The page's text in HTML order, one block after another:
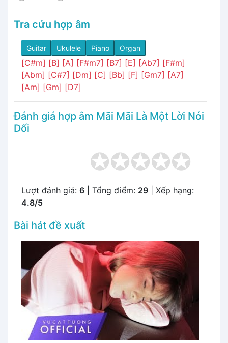
Tra cứu hợp âm
Guitar Ukulele Piano Organ
[C#m] [B] [A] [F#m7] [B7] [E] [Ab7] [F#m]
[Abm] [C#7] [Dm] [C] [Bb] [F] [Gm7] [A7]
[Am] [Gm] [D7]
Đánh giá hợp âm Mãi Mãi Là Một Lời Nói
Dối
Lượt đánh giá: 6 | Tổng điểm: 29 | Xếp hạng:
4.8/5
Bài hát đề xuất